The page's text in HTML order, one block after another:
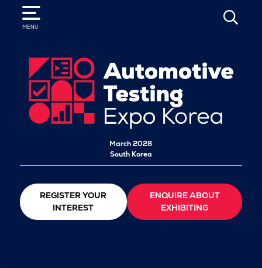
MENU
SEARCH
March 2028
South Korea
REGISTER YOUR
INTEREST
ENQUIRE ABOUT
EXHIBITING